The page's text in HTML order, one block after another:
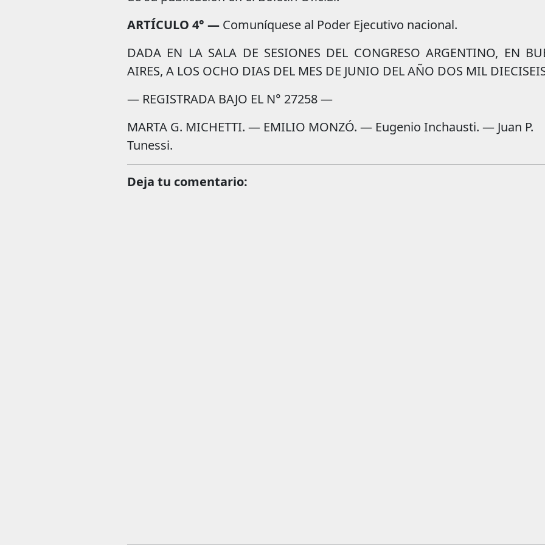
ARTÍCULO 4° — Comuníquese al Poder Ejecutivo nacional.
DADA EN LA SALA DE SESIONES DEL CONGRESO ARGENTINO, EN
AIRES, A LOS OCHO DIAS DEL MES DE JUNIO DEL AÑO DOS MIL
— REGISTRADA BAJO EL N° 27258 —
MARTA G. MICHETTI. — EMILIO MONZÓ. — Eugenio Inchausti. — Juan P.
Tunessi.
Deja tu comentario: